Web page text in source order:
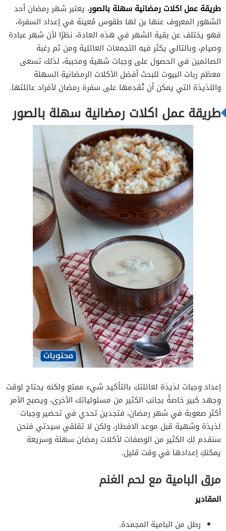
مرق البامية مع لحم الغنم
برغر الدجاج المكسيكي
الأرز اللبناني بالشعيرية
شاكرية باللحم
مقادير طهي الدجاج
مقادير طهي المعكرونة
مقادير طهي الكريمة
طريقة التحضير
المقادير
طريقة التحضير
طريقة عمل اكلات رمضانية سهلة بالصور، يعتبر شهر رمضان أحد
الشهور المعروف عنها بن لها طقوس مُعينة في إعداد السفرة،
فهو يختلف عن بقية الشهر في هذه العادة، نظرًا لأن شهر عبادة
وصيام، وبالتالي يكثر فيه التجمعات العائلية ومن ثم رغبة
الصائمين في الحصول على وجبات شهية ومحببة، لذلك تسعى
معظم ربات البيوت للبحث أفضل الأكلات الرمضانية السهلة
واللذيذة التي يمكن أن تُقدمها على سفرة رمضان لأفراد عائلتها.
طريقة عمل اكلات رمضانية سهلة بالصور
إعداد وجبات لذيذة لعائلتكِ بالتأكيد شيء ممتع ولكنه يحتاج لوقت
وجهد كبير خاصةً بجانب الكثير من مسئولياتك الأخرى، ويصبح الأمر
أكثر صعوبة في شهر رمضان، فتجدين تحدي في تحضير وجبات
لذيذة وشهية قبل موعد الافطار، ولكن لا تقلقي سيدتي فنحن
سنقدم لكِ الكثير من الوصفات لأكلات رمضان سهلة وسريعة
يمكنكِ إعدادها في وقت قليل.
مرق البامية مع لحم الغنم
المقادير
رطل من البامية المجمدة.